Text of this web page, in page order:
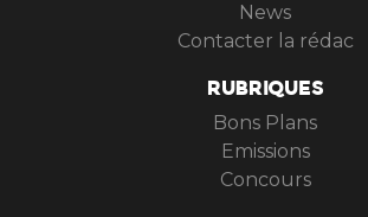
News
Contacter la rédac
RUBRIQUES
Bons Plans
Emissions
Concours